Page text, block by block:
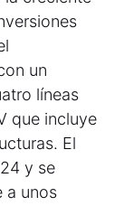
un
líneas
que incluye
El
y se
a unos